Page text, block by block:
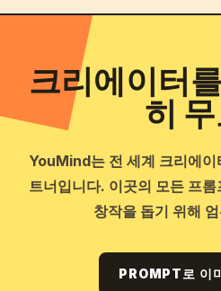
크리에이터
히
YouMind는 전 세계 크리에
트너입니다. 이곳의 모든 프
창작을 돕기 위해
PROMPT로 이